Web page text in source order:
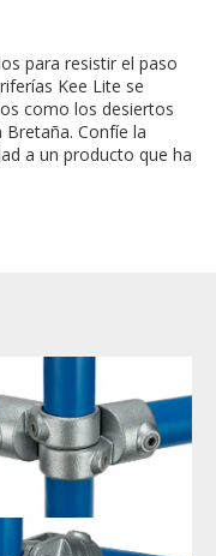
para resistir el paso
Kee Lite se
como los desiertos
Confíe la
a un producto que ha